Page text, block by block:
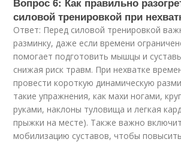
силовой тренировкой при
Ответ: Перед силовой тренировкой
разминку, даже если времени
помогает подготовить мышцы и
снижая риск травм. При нехватке
провести короткую динамическую
такие упражнения, как махи ногами,
руками, наклоны туловища и легкая
прыжки на месте). Также важно
мобилизацию суставов, чтобы